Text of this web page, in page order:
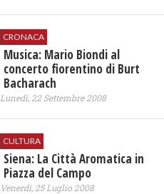
CRONACA
Musica: Mario Biondi al
concerto fiorentino di Burt
Bacharach
Lunedì, 22 Settembre 2008
CULTURA
Siena: La Città Aromatica in
Piazza del Campo
Venerdì, 25 Luglio 2008